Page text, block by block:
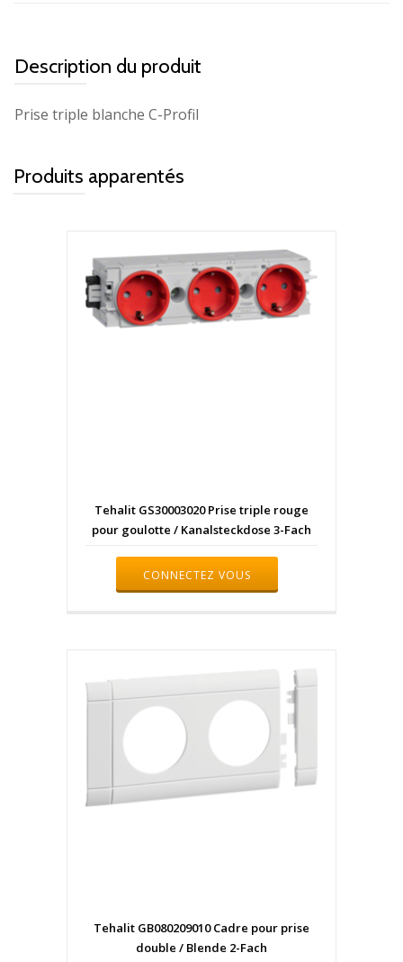
Description du produit
Prise triple blanche C-Profil
Produits apparentés
Tehalit GS30003020 Prise triple rouge
pour goulotte / Kanalsteckdose 3-Fach
CONNECTEZ VOUS
Tehalit GB080209010 Cadre pour prise
double / Blende 2-Fach